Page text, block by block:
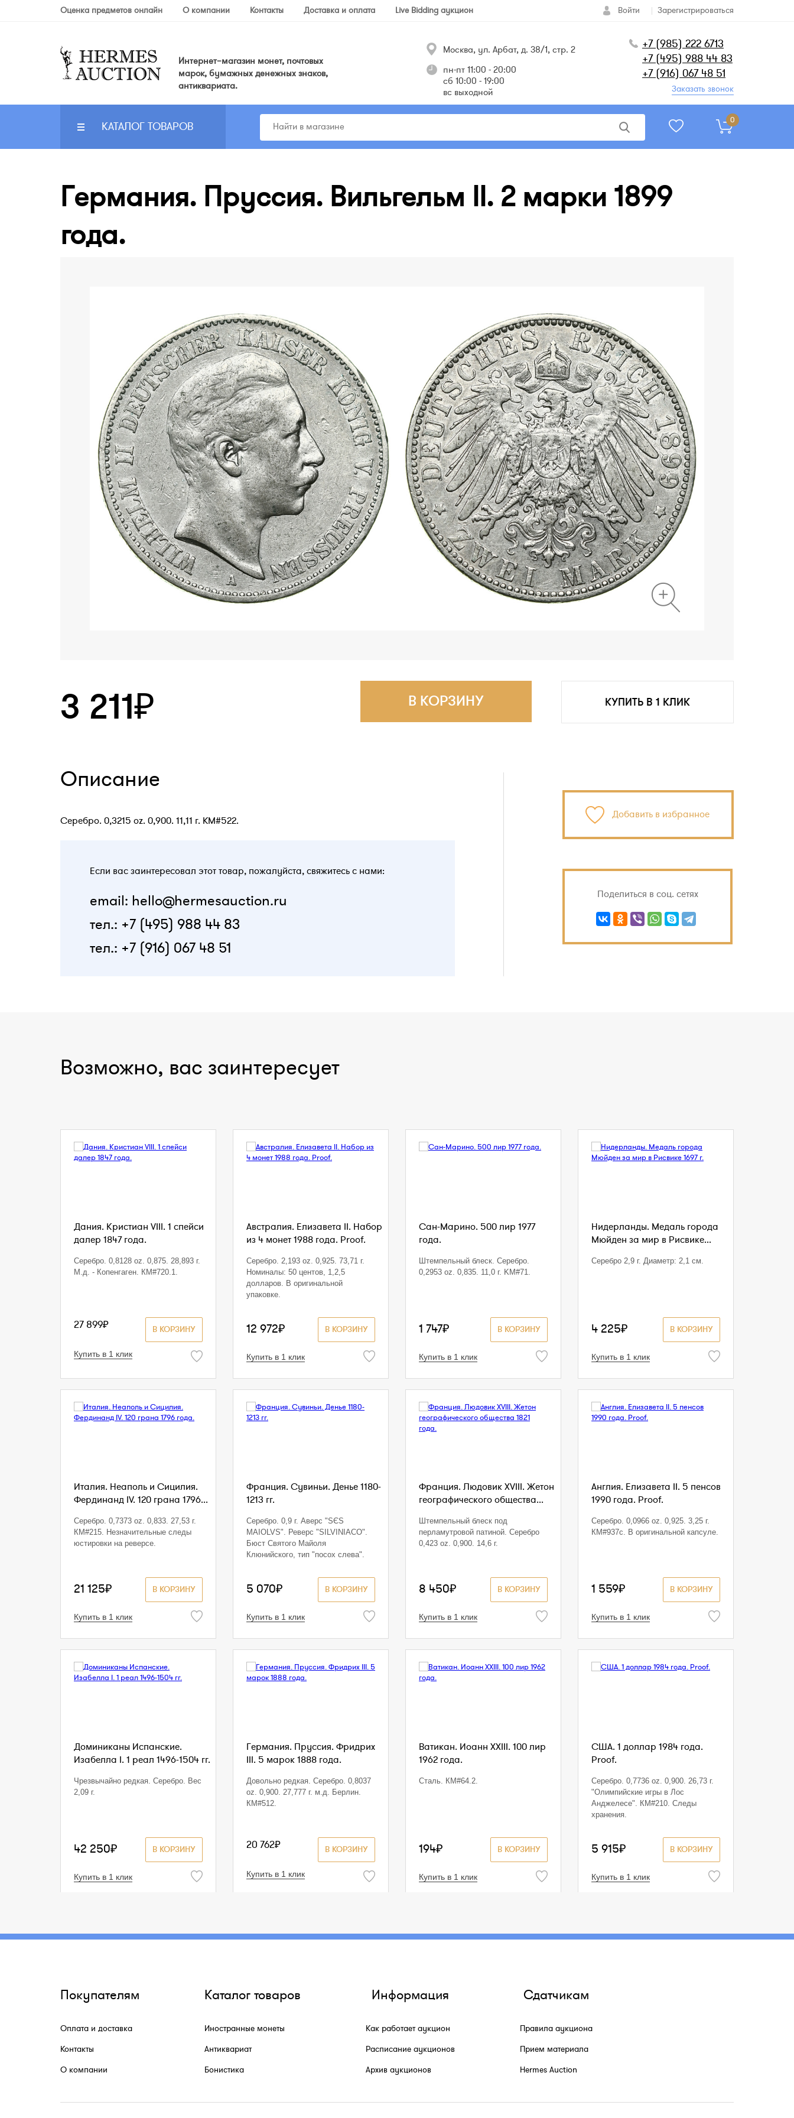
Оценка предметов онлайн О компании Контакты Доставка и оплата Live Bidding аукцион Зарегистрироваться
Войти
Интернет–магазин монет, почтовых
марок, бумажных денежных знаков,
антиквариата.
Москва, ул. Арбат, д. 38/1, стр. 2
пн-пт 11:00 - 20:00
сб 10:00 - 19:00
вс выходной
+7 (985) 222 6713
+7 (495) 988 44 83
+7 (916) 067 48 51
Заказать звонок
КАТАЛОГ ТОВАРОВ 0
Германия. Пруссия. Вильгельм II. 2 марки 1899
года.
3 211₽ КУПИТЬ В 1 КЛИК
В КОРЗИНУ
Описание
Серебро. 0,3215 oz. 0,900. 11,11 г. KM#522.
Если вас заинтересовал этот товар, пожалуйста, свяжитесь с нами:
email: hello@hermesauction.ru
тел.: +7 (495) 988 44 83
тел.: +7 (916) 067 48 51
Добавить в избранное
Поделиться в соц. сетях
Возможно, вас заинтересует
Дания. Кристиан VIII. 1 спейси
далер 1847 года.
Серебро. 0,8128 oz. 0,875. 28,893 г.
М.д. - Копенгаген. КМ#720.1.
В КОРЗИНУ
27 899₽
Купить в 1 клик
Австралия. Елизавета II. Набор
из 4 монет 1988 года. Proof.
Серебро. 2,193 oz. 0,925. 73,71 г.
Номиналы: 50 центов, 1,2,5
долларов. В оригинальной
упаковке.
В КОРЗИНУ
12 972₽
Купить в 1 клик
Сан-Марино. 500 лир 1977
года.
Штемпельный блеск. Серебро.
0,2953 oz. 0,835. 11,0 г. KM#71.
В КОРЗИНУ
1 747₽
Купить в 1 клик
Нидерланды. Медаль города
Мюйден за мир в Рисвике...
Серебро 2,9 г. Диаметр: 2,1 см.
В КОРЗИНУ
4 225₽
Купить в 1 клик
Италия. Неаполь и Сицилия.
Фердинанд IV. 120 грана 1796...
Серебро. 0,7373 oz. 0,833. 27,53 г.
КМ#215. Незначительные следы
юстировки на реверсе.
В КОРЗИНУ
21 125₽
Купить в 1 клик
Франция. Сувиньи. Денье 1180-
1213 гг.
Серебро. 0,9 г. Аверс "SЄS
MAIOLVS". Реверс "SILVINIACO".
Бюст Святого Майоля
Клюнийского, тип "посох слева".
В КОРЗИНУ
5 070₽
Купить в 1 клик
Франция. Людовик XVIII. Жетон
географического общества...
Штемпельный блеск под
перламутровой патиной. Серебро
0,423 oz. 0,900. 14,6 г.
В КОРЗИНУ
8 450₽
Купить в 1 клик
Англия. Елизавета II. 5 пенсов
1990 года. Proof.
Серебро. 0,0966 oz. 0,925. 3,25 г.
КМ#937с. В оригинальной капсуле.
В КОРЗИНУ
1 559₽
Купить в 1 клик
Доминиканы Испанские.
Изабелла I. 1 реал 1496-1504 гг.
Чрезвычайно редкая. Серебро. Вес
2,09 г.
В КОРЗИНУ
42 250₽
Купить в 1 клик
Германия. Пруссия. Фридрих
III. 5 марок 1888 года.
Довольно редкая. Серебро. 0,8037
oz. 0,900. 27,777 г. м.д. Берлин.
КМ#512.
В КОРЗИНУ
20 762₽
Купить в 1 клик
Ватикан. Иоанн XXIII. 100 лир
1962 года.
Сталь. КМ#64.2.
В КОРЗИНУ
194₽
Купить в 1 клик
США. 1 доллар 1984 года.
Proof.
Серебро. 0,7736 oz. 0,900. 26,73 г.
"Олимпийские игры в Лос
Анджелесе". КМ#210. Следы
хранения.
В КОРЗИНУ
5 915₽
Купить в 1 клик
Покупателям
Оплата и доставка
Контакты
О компании
Каталог товаров
Иностранные монеты
Антиквариат
Бонистика
Информация
Как работает аукцион
Расписание аукционов
Архив аукционов
Сдатчикам
Правила аукциона
Прием материала
Hermes Auction